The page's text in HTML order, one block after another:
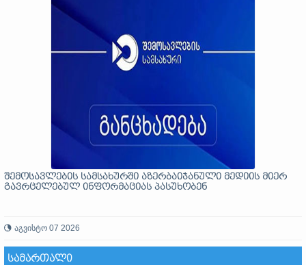
შემოსავლების სამსახურში აზერბაიჯანული მედიის მიერ
გავრცელებულ ინფორმაციას პასუხობენ
აგვისტო 07 2026
ᲡᲐᲛᲐᲠᲗᲐᲚᲘ